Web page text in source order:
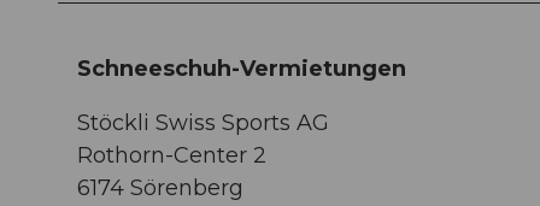
Schneeschuh-Vermietungen
Stöckli Swiss Sports AG
Rothorn-Center 2
6174 Sörenberg